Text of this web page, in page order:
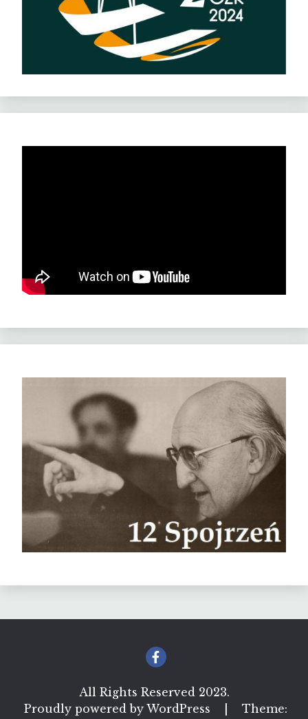
All Rights Reserved 2023.
Proudly powered by WordPress
Theme: